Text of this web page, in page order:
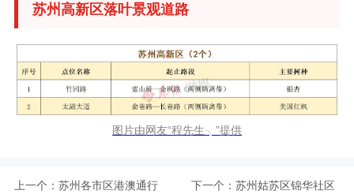
苏州高新区落叶景观道路
图片由网友“程先生╮”提供
上一个： 苏州各市区港澳通行 下一个： 苏州姑苏区锦华社区